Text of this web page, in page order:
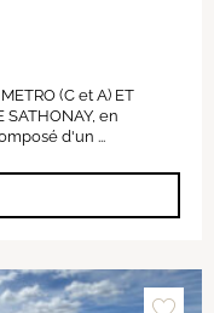
(C et A) ET
SATHONAY, en
d'un ...